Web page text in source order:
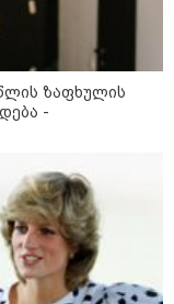
ინფორმაციას
გვახსოვს
ზაფხულის
-